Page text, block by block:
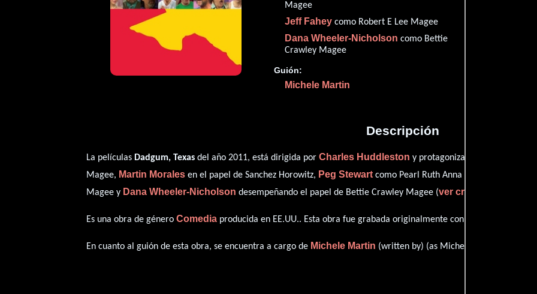
Magee
Jeff Fahey como Robert E Lee Magee
Dana Wheeler-Nicholson como Bettie
Crawley Magee
Guión:
Michele Martin
Descripción
La películas Dadgum, Texas del año 2011, está dirigida porCharles Huddleston y protagonizada por
Magee, Martin Morales en el papel de Sanchez Horowitz, Peg Stewartcomo Pearl Ruth Anna 'MiMa' Magee,
Magee y Dana Wheeler-Nicholson desempeñando el papel de Bettie Crawley Magee (ver créditos
Es una obra de géneroComedia producida en EE.UU.. Esta obra fue grabada originalmente con dialogos en
En cuanto al guión de esta obra, se encuentra a cargo de Michele Martin (written by) (as Michele Martín)